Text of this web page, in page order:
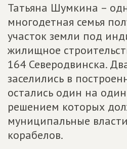
Татьяна Шумкина –
многодетная семья
участок земли под
жилищное
164 Северодвинска.
заселились в
остались один на
решением которых
муниципальные
корабелов.